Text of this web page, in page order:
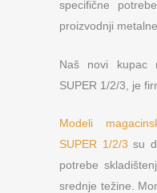
specifične
proizvodnji
Naš novi kupac
SUPER 1/2/3, je
Modeli
SUPER 1/2/3 su
potrebe
srednje težine.